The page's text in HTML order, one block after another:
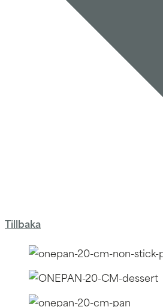
Tillbaka